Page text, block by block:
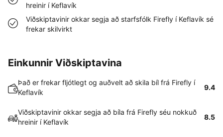
hreinir í Keflavík
Viðskiptavinir okkar segja að starfsfólk Firefly í Keflavík sé
frekar skilvirkt
Einkunnir Viðskiptavina
Það er frekar fljótlegt og auðvelt að skila bíl frá Firefly í
Keflavík
9.4
Viðskiptavinir okkar segja að bíla frá Firefly séu nokkuð
hreinir í Keflavík
8.5